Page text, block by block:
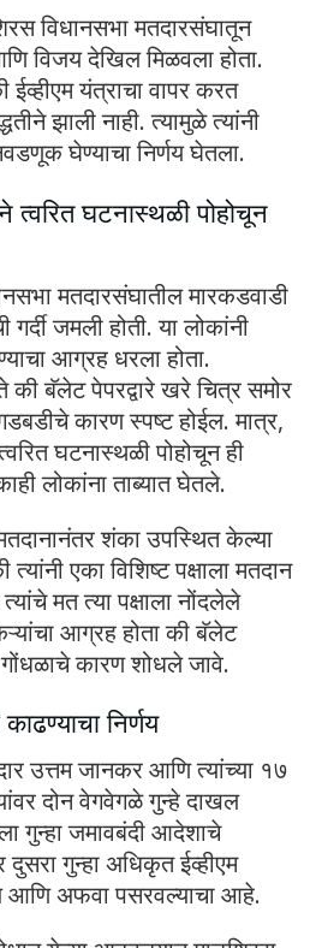
विधानसभा मतदारसंघातून
विजय देखिल मिळवला होता.
यंत्राचा वापर करत
झाली नाही. त्यामुळे त्यांनी
घेण्याचा निर्णय घेतला.
त्वरित घटनास्थळी पोहोचून
मतदारसंघातील मारकडवाडी
जमली होती. या लोकांनी
आग्रह धरला होता.
बॅलेट पेपरद्वारे खरे चित्र समोर
कारण स्पष्ट होईल. मात्र,
घटनास्थळी पोहोचून ही
लोकांना ताब्यात घेतले.
शंका उपस्थित केल्या
एका विशिष्ट पक्षाला मतदान
मत त्या पक्षाला नोंदलेले
आग्रह होता की बॅलेट
कारण शोधले जावे.
काढण्याचा निर्णय
उत्तम जानकर आणि त्यांच्या १७
दोन वेगवेगळे गुन्हे दाखल
गुन्हा जमावबंदी आदेशाचे
गुन्हा अधिकृत ईव्हीएम
आणि अफवा पसरवल्याचा आहे.